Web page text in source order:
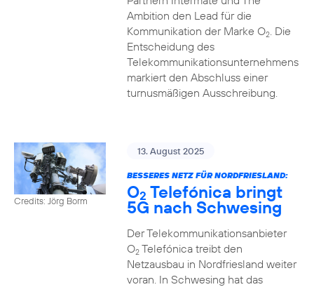
Ambition den Lead für die
Kommunikation der Marke O2. Die
Entscheidung des
Telekommunikationsunternehmens
markiert den Abschluss einer
turnusmäßigen Ausschreibung.
Credits: Jörg Borm
13. August 2025
BESSERES NETZ FÜR NORDFRIESLAND:
O2 Telefónica bringt
5G nach Schwesing
Der Telekommunikationsanbieter
O2Telefónica treibt den
Netzausbau in Nordfriesland weiter
voran. In Schwesing hat das